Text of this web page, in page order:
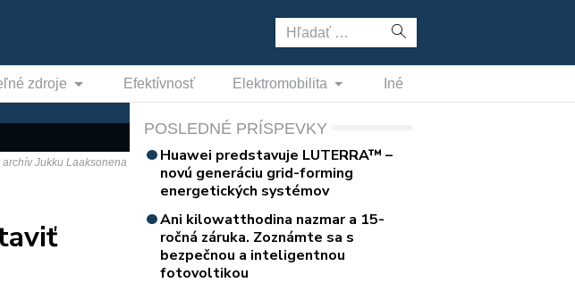
Hľadať:
zdroje Efektívnosť Elektromobilita Iné
Jukku Laaksonena
POSLEDNÉ PRÍSPEVKY
Huawei predstavuje LUTERRA™ –
novú generáciu grid-forming
energetických systémov
Ani kilowatthodina nazmar a 15-
ročná záruka. Zoznámte sa s
bezpečnou a inteligentnou
fotovoltikou